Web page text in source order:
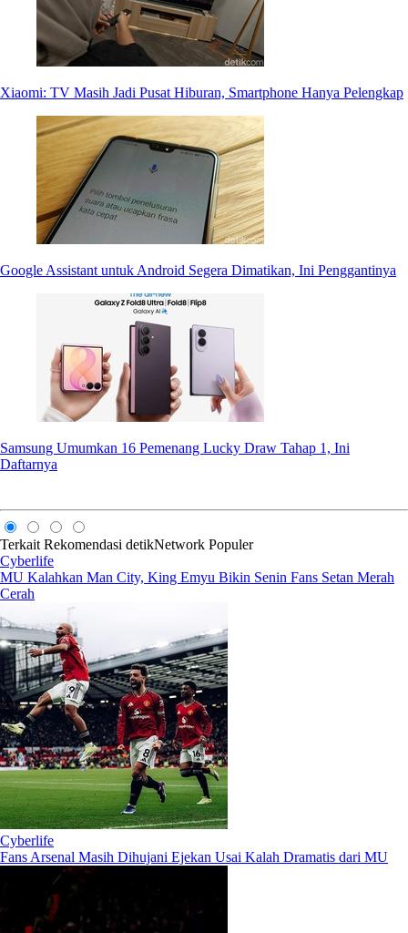
Xiaomi: TV Masih Jadi Pusat Hiburan, Smartphone Hanya Pelengkap
Google Assistant untuk Android Segera Dimatikan, Ini Penggantinya
Samsung Umumkan 16 Pemenang Lucky Draw Tahap 1, Ini
Daftarnya
Terkait Rekomendasi detikNetwork Populer
Cyberlife
MU Kalahkan Man City, King Emyu Bikin Senin Fans Setan Merah
Cerah
Cyberlife
Fans Arsenal Masih Dihujani Ejekan Usai Kalah Dramatis dari MU